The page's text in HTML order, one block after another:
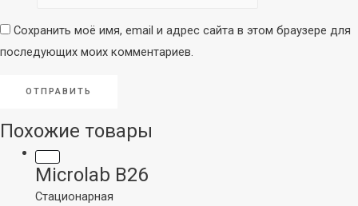
Сохранить моё имя, email и адрес сайта в этом браузере для
последующих моих комментариев.
Похожие товары
Microlab B26
Стационарная